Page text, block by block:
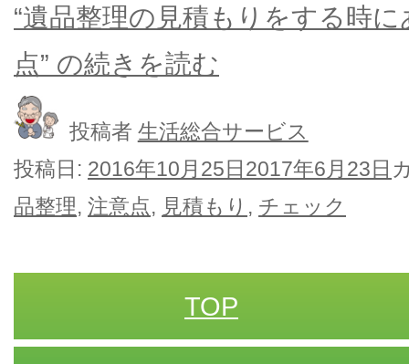
“遺品整理の見積もりをする時
点” の続きを読む
投稿者 生活総合サービス
投稿日: 2016年10月25日2017年6月23日
品整理, 注意点, 見積もり , チェック
TOP